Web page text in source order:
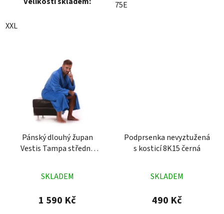
XXL
75E
Pánský dlouhý župan
Vestis Tampa středně
hodnocení
produktu
SKLADEM
1 590 Kč
Podprsenka nevyztužená
s kosticí 8K15 černá
hodnocení
produktu
SKLADEM
490 Kč